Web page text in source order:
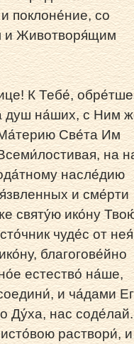
поклоне́ние, со
и Животворя́щим
К Тебе́,
душ на́ших, с Ним
Све́та Им
на
насле́дию
и сме́рти
святу́ю ико́ну
чуде́с от нея́
благогове́йно
естество́ на́ше,
и ча́дами
Ду́ха, нас соде́лай.
раствори́, и